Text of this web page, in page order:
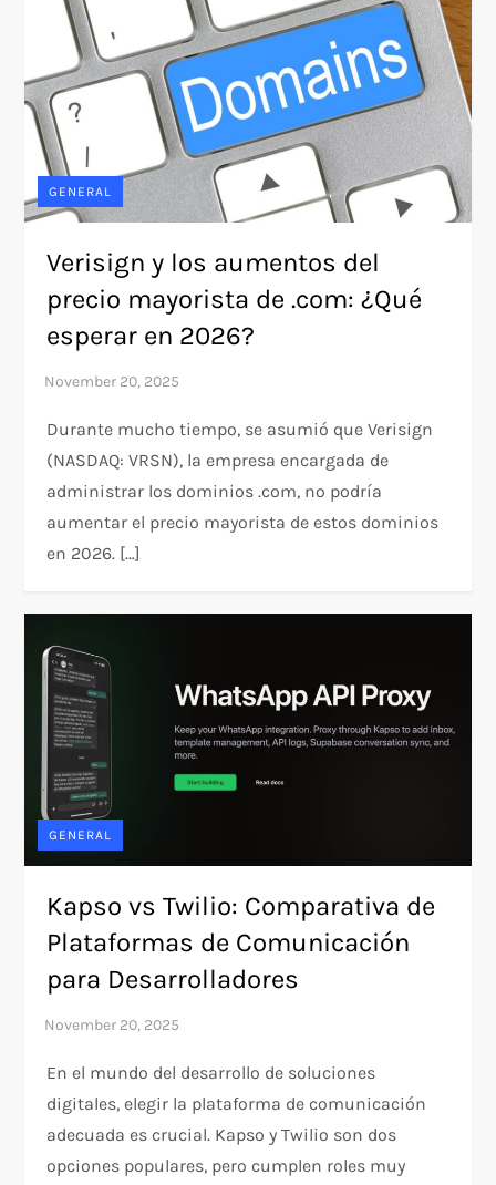
GENERAL
Verisign y los aumentos del
precio mayorista de .com: ¿Qué
esperar en 2026?
Durante mucho tiempo, se asumió que Verisign
(NASDAQ: VRSN), la empresa encargada de
administrar los dominios .com, no podría
aumentar el precio mayorista de estos dominios
en 2026. […]
GENERAL
Kapso vs Twilio: Comparativa de
Plataformas de Comunicación
para Desarrolladores
En el mundo del desarrollo de soluciones
digitales, elegir la plataforma de comunicación
adecuada es crucial. Kapso y Twilio son dos
opciones populares, pero cumplen roles muy